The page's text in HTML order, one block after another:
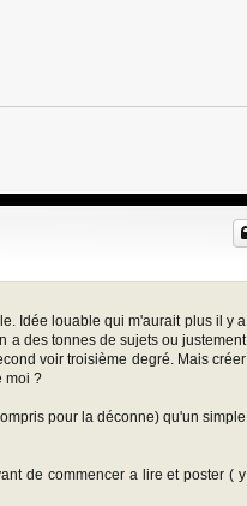
Idée louable qui m'aurait plus il y a
a des tonnes de sujets ou justement
voir troisième degré. Mais créer
moi ?
pour la déconne) qu'un simple
de commencer a lire et poster ( y